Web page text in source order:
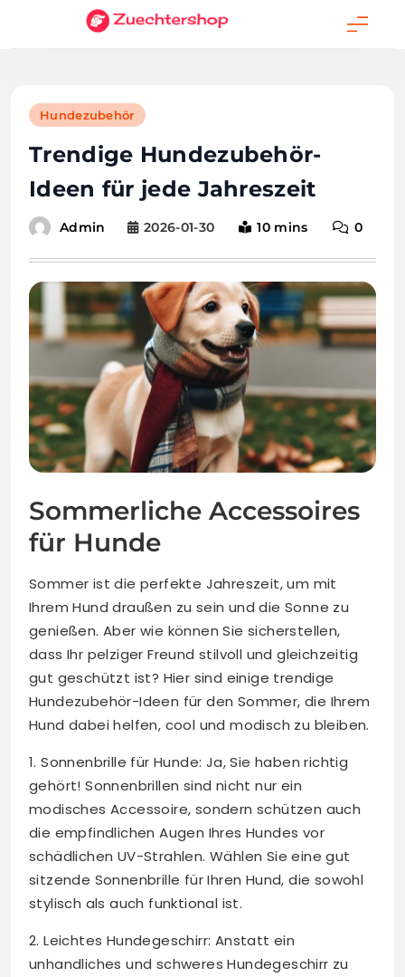
Hundezubehör
Trendige Hundezubehör-
Ideen für jede Jahreszeit
Admin 2026-01-30 10 mins 0
Sommerliche Accessoires
für Hunde
Sommer ist die perfekte Jahreszeit, um mit
Ihrem Hund draußen zu sein und die Sonne zu
genießen. Aber wie können Sie sicherstellen,
dass Ihr pelziger Freund stilvoll und gleichzeitig
gut geschützt ist? Hier sind einige trendige
Hundezubehör-Ideen für den Sommer, die Ihrem
Hund dabei helfen, cool und modisch zu bleiben.
1. Sonnenbrille für Hunde: Ja, Sie haben richtig
gehört! Sonnenbrillen sind nicht nur ein
modisches Accessoire, sondern schützen auch
die empfindlichen Augen Ihres Hundes vor
schädlichen UV-Strahlen. Wählen Sie eine gut
sitzende Sonnenbrille für Ihren Hund, die sowohl
stylisch als auch funktional ist.
2. Leichtes Hundegeschirr: Anstatt ein
unhandliches und schweres Hundegeschirr zu